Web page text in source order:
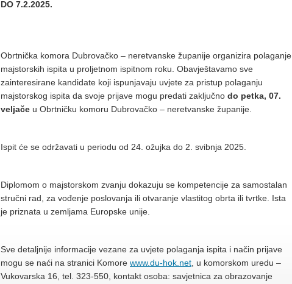
DO 7.2.2025.
Obrtnička komora Dubrovačko – neretvanske županije organizira polaganje
majstorskih ispita u proljetnom ispitnom roku. Obavještavamo sve
zainteresirane kandidate koji ispunjavaju uvjete za pristup polaganju
majstorskog ispita da svoje prijave mogu predati zaključno do petka, 07.
veljače u Obrtničku komoru Dubrovačko – neretvanske županije.
Ispit će se održavati u periodu od 24. ožujka do 2. svibnja 2025.
Diplomom o majstorskom zvanju dokazuju se kompetencije za samostalan
stručni rad, za vođenje poslovanja ili otvaranje vlastitog obrta ili tvrtke. Ista
je priznata u zemljama Europske unije.
Sve detaljnije informacije vezane za uvjete polaganja ispita i način prijave
mogu se naći na stranici Komore www.du-hok.net , u komorskom uredu –
Vukovarska 16, tel. 323-550, kontakt osoba: savjetnica za obrazovanje